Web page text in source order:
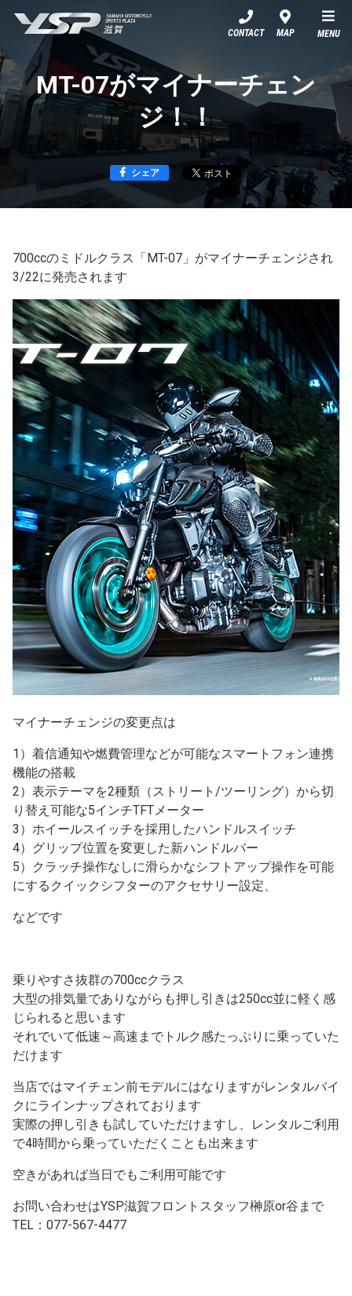
CONTACT MAP MENU
MT-07がマイナーチェン
ジ！！
シェア
700ccのミドルクラス「MT-07」がマイナーチェンジされ
3/22に発売されます
マイナーチェンジの変更点は
1）着信通知や燃費管理などが可能なスマートフォン連携
機能の搭載
2）表示テーマを2種類（ストリート/ツーリング）から切
り替え可能な5インチTFTメーター
3）ホイールスイッチを採用したハンドルスイッチ
4）グリップ位置を変更した新ハンドルバー
5）クラッチ操作なしに滑らかなシフトアップ操作を可能
にするクイックシフターのアクセサリー設定、
などです
乗りやすさ抜群の700ccクラス
大型の排気量でありながらも押し引きは250cc並に軽く感
じられると思います
それでいて低速～高速までトルク感たっぷりに乗っていた
だけます
当店ではマイチェン前モデルにはなりますがレンタルバイ
クにラインナップされております
実際の押し引きも試していただけますし、レンタルご利用
で4時間から乗っていただくことも出来ます
空きがあれば当日でもご利用可能です
お問い合わせはYSP滋賀フロントスタッフ榊原or谷まで
TEL：077-567-4477